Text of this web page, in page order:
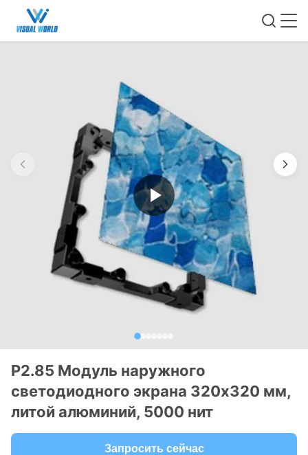
P2.85 Модуль наружного
светодиодного экрана 320x320 мм,
литой алюминий, 5000 нит
Запросить сейчас